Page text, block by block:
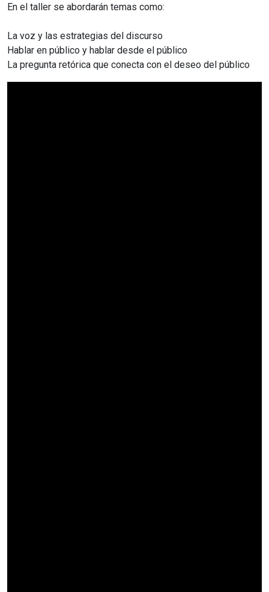
En el taller se abordarán temas como:
La voz y las estrategias del discurso
Hablar en público y hablar desde el público
La pregunta retórica que conecta con el deseo del público